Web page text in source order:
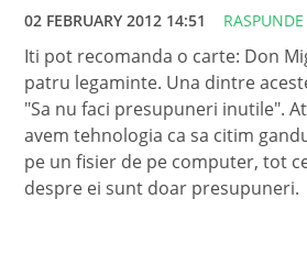
02 FEBRUARY 2012 14:51 RASPUNDE
Iti pot recomanda o carte: Don
patru legaminte. Una dintre
"Sa nu faci presupuneri inutile".
avem tehnologia ca sa citim
pe un fisier de pe computer, tot
despre ei sunt doar presupuneri.